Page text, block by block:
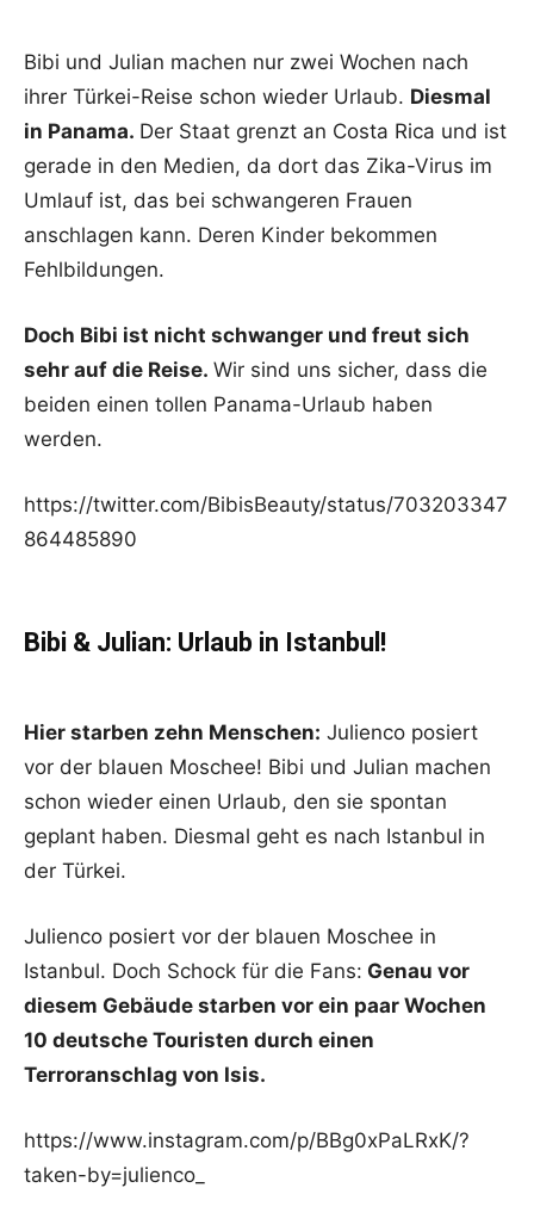
Bibi und Julian machen nur zwei Wochen nach
ihrer Türkei-Reise schon wieder Urlaub. Diesmal
in Panama. Der Staat grenzt an Costa Rica und ist
gerade in den Medien, da dort das Zika-Virus im
Umlauf ist, das bei schwangeren Frauen
anschlagen kann. Deren Kinder bekommen
Fehlbildungen.
Doch Bibi ist nicht schwanger und freut sich
sehr auf die Reise. Wir sind uns sicher, dass die
beiden einen tollen Panama-Urlaub haben
werden.
https://twitter.com/BibisBeauty/status/703203347
864485890
Bibi & Julian: Urlaub in Istanbul!
Hier starben zehn Menschen: Julienco posiert
vor der blauen Moschee! Bibi und Julian machen
schon wieder einen Urlaub, den sie spontan
geplant haben. Diesmal geht es nach Istanbul in
der Türkei.
Julienco posiert vor der blauen Moschee in
Istanbul. Doch Schock für die Fans: Genau vor
diesem Gebäude starben vor ein paar Wochen
10 deutsche Touristen durch einen
Terroranschlag von Isis.
https://www.instagram.com/p/BBg0xPaLRxK/?
taken-by=julienco_